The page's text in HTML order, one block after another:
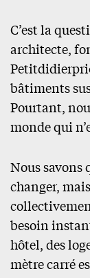
C’est la
architecte,
bâtiments
Pourtant,
monde qui
Nous savons
changer,
besoin
hôtel, des
mètre carré